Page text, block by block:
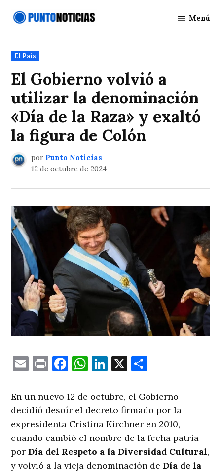
Noticias
Menú
Publicado
en
El País
El Gobierno volvió a
utilizar la denominación
«Día de la Raza» y exaltó
la figura de Colón
por Punto Noticias
12 de octubre de 2024
EmailPrintFacebook
WhatsApp
LinkedIn
X
En un nuevo 12 de octubre, el Gobierno
decidió desoír el decreto firmado por la
expresidenta Cristina Kirchner en 2010,
cuando cambió el nombre de la fecha patria
porDía del Respeto a la Diversidad Cultural,
y volvió a la vieja denominación deDía de la